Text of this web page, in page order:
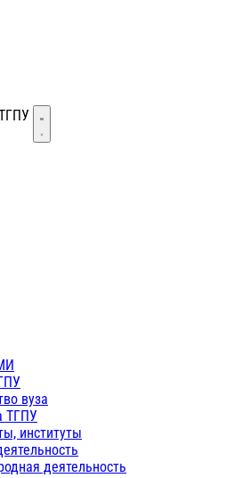
Открыть меню
вуза
ТГПУ
институты
деятельность